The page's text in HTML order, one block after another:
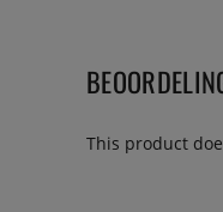
This product